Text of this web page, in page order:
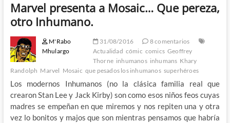
Marvel presenta a Mosaic… Que pereza,
otro Inhumano.
M'Rabo
Mhulargo
31/08/2016
8 comentarios
Actualidad cómic comics Geoffrey
Thorne inhumanos inhumans Khary
Randolph Marvel Mosaic que pesados los inhumanos superhéroes
Los modernos Inhumanos (no la clásica familia real que
crearon Stan Lee y Jack Kirby) son como esos niños feos cuyas
madres se empeñan en que miremos y nos repiten una y otra
vez lo bonitos y majos que son mientras pensamos que habría